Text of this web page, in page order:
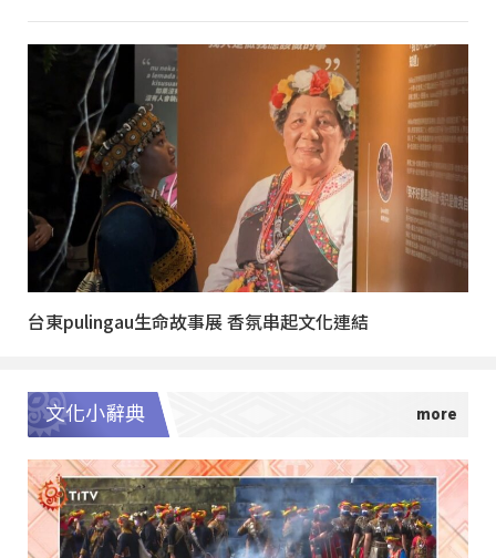
台東pulingau生命故事展 香氛串起文化連結
文化小辭典